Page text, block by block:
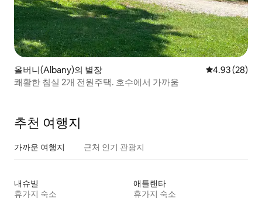
올버니(Albany)의 별장 평점 4.93점(5
4.93 (28)
쾌활한 침실 2개 전원주택. 호수에서 가까움
추천 여행지
가까운 여행지 근처 인기 관광지
내슈빌
휴가지 숙소
애틀랜타
휴가지 숙소